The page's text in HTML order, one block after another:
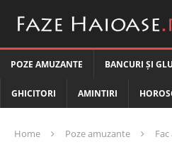
POZE AMUZANTE BANCURI ȘI
GHICITORI AMINTIRI
Home Poze amuzante